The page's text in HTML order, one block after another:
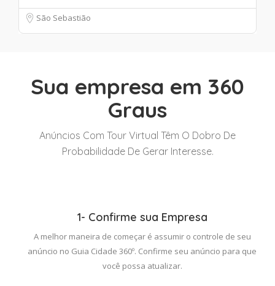
São Sebastião
Sua empresa em 360
Graus
Anúncios Com Tour Virtual Têm O Dobro De
Probabilidade De Gerar Interesse.
1- Confirme sua Empresa
A melhor maneira de começar é assumir o controle de seu
anúncio no Guia Cidade 360º. Confirme seu anúncio para que
você possa atualizar.